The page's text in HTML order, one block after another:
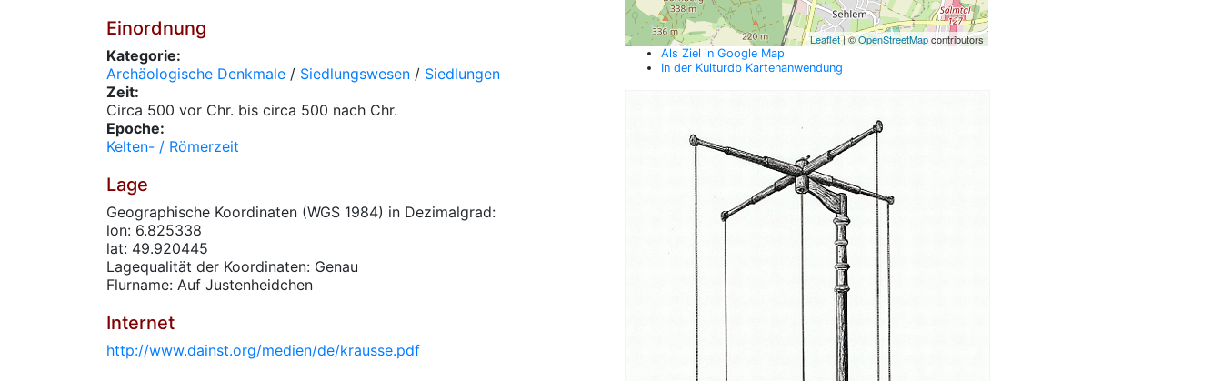
Einordnung
Kategorie:
Archäologische Denkmale / Siedlungswesen / Siedlungen
Zeit:
Circa 500 vor Chr. bis circa 500 nach Chr.
Epoche:
Kelten- / Römerzeit
Lage
Geographische Koordinaten (WGS 1984) in Dezimalgrad:
lon: 6.825338
lat: 49.920445
Lagequalität der Koordinaten: Genau
Flurname: Auf Justenheidchen
Internet
http://www.dainst.org/medien/de/krausse.pdf
Leaflet| ©OpenStreetMapcontributors
Als Ziel in Google Map
In der Kulturdb Kartenanwendung